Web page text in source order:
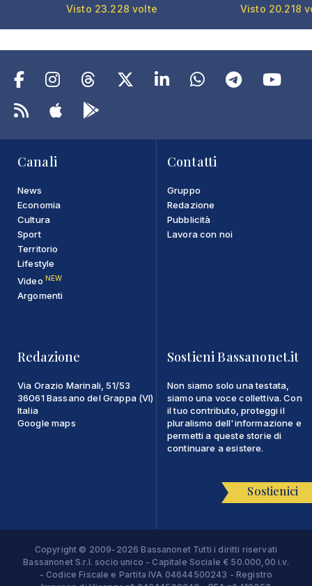
Visto 23.228 volte Visto 20.218
Canali
News
Economia
Cultura
Sport
Territorio
Lifestyle
Video NEW
Argomenti
Contatti
Gruppo
Redazione
Pubblicità
Lavora con noi
Redazione
Via Orazio Marinali, 51/53
36061 Bassano del Grappa (VI)
Italia
Google maps
Sostieni Bassanonet.it
Non siamo solo una testata,
siamo una voce collettiva. Con
il tuo contributo, proteggi il
pluralismo dell'informazione e
permetti a queste storie di
continuare a esistere.
Sostienici
Copyright © 2009-2026 Bassanonet Tutti i diritti riservati
Bassanonet S.r.l. socio unico - Capitale Sociale € 50.000,00 i.v.
- Codice Fiscale e Partita IVA 04644500243 - Registro